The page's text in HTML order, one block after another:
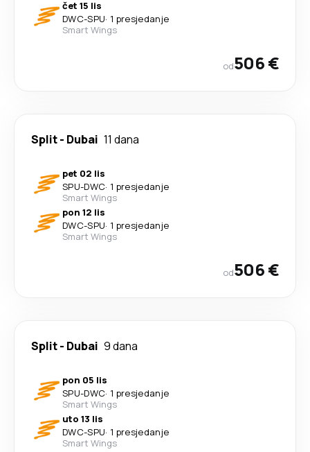
čet 15 lis
DWC-SPU· 1 presjedanje
Smart Wings
od506 €
Split- Dubai 11 dana
pet 02 lis
SPU-DWC· 1 presjedanje
Smart Wings
pon 12 lis
DWC-SPU· 1 presjedanje
Smart Wings
od506 €
Split- Dubai 9 dana
pon 05 lis
SPU-DWC· 1 presjedanje
Smart Wings
uto 13 lis
DWC-SPU· 1 presjedanje
Smart Wings